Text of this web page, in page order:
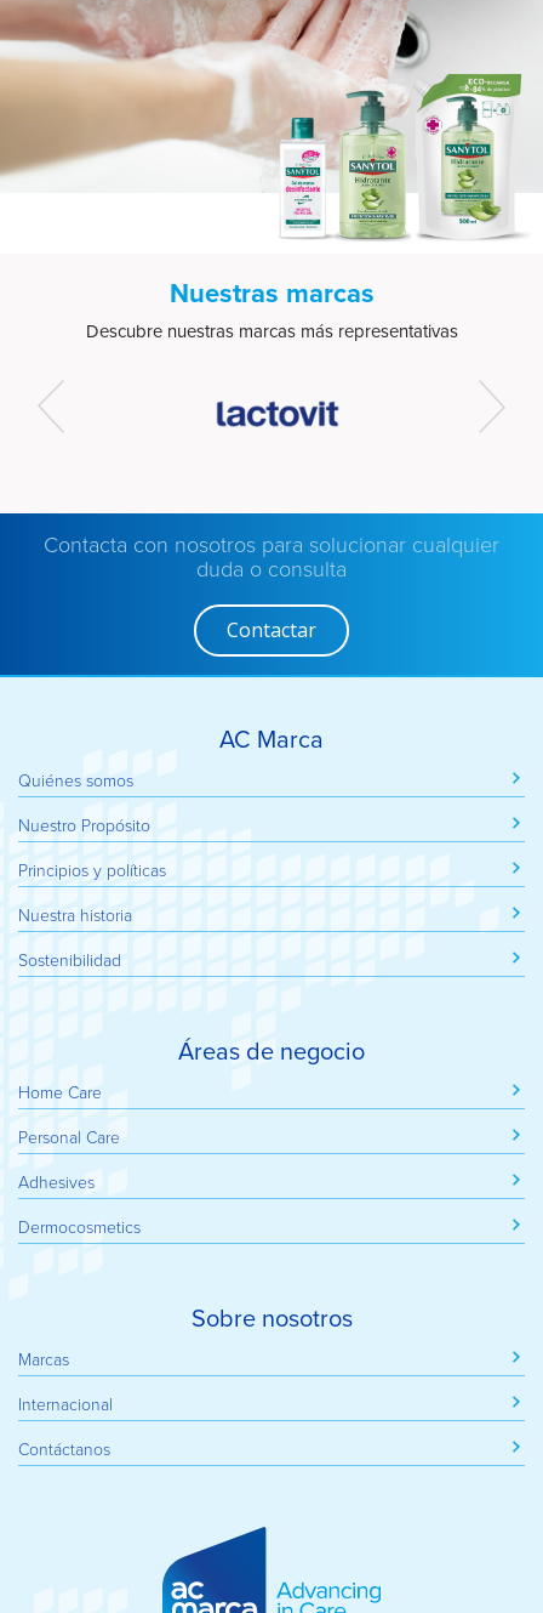
digitales)
Obtenga más información sobre cómo se procesan sus
datos personales y establezca sus preferencias en la
. Puede cambiar o retirar su
consentimiento en cualquier momento en la Declaración
de cookies.
Las cookies de este sitio web se usan para personalizar
sociales y analizar el tráfico. Además, compartimos
nuestros partners de redes sociales, publicidad y análisis
web, quienes pueden combinarla con otra información
que les haya proporcionado o que hayan recopilado a
partir del uso que haya hecho de sus servicios.
Nuestras marcas
Descubre nuestras marcas más representativas
Contacta con nosotros para solucionar cualquier
duda o consulta
Contactar
AC Marca
Quiénes somos
Nuestro Propósito
Principios y políticas
Nuestra historia
Sostenibilidad
Áreas de negocio
Home Care
Personal Care
Adhesives
Dermocosmetics
Sobre nosotros
Marcas
Internacional
Contáctanos